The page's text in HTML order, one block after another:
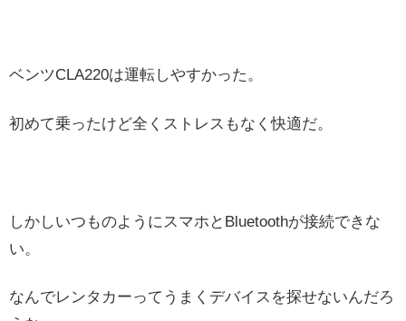
ベンツCLA220は運転しやすかった。
初めて乗ったけど全くストレスもなく快適だ。
しかしいつものようにスマホとBluetoothが接続できな
い。
なんでレンタカーってうまくデバイスを探せないんだろ